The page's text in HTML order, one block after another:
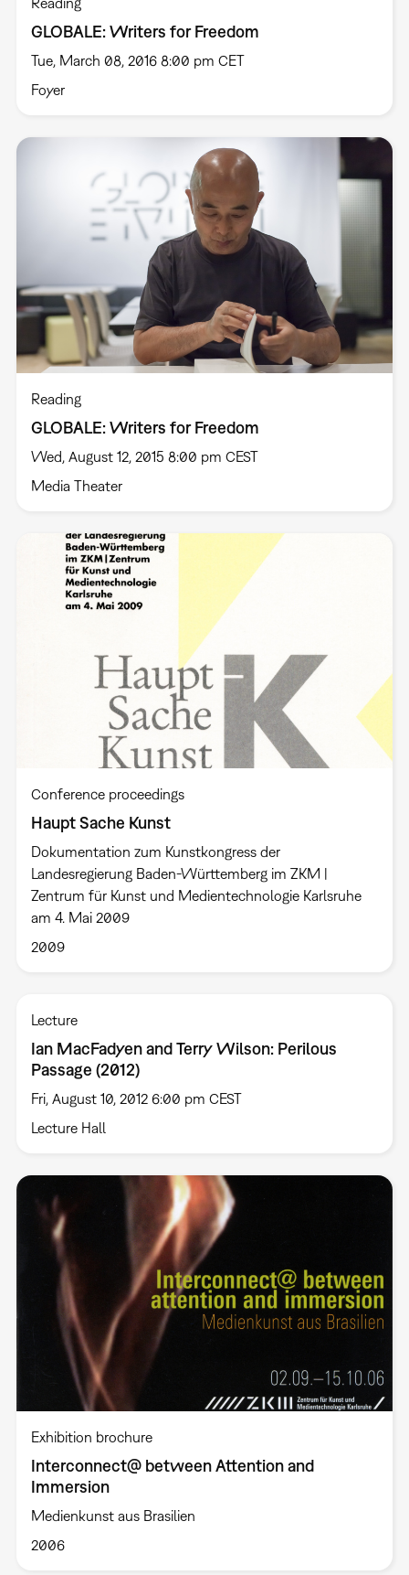
GLOBALE: Writers for Freedom
Tue, March 08, 2016 8:00 pm CET
Foyer
Reading
GLOBALE: Writers for Freedom
Wed, August 12, 2015 8:00 pm CEST
Media Theater
Conference proceedings
Haupt Sache Kunst
Dokumentation zum Kunstkongress der
Landesregierung Baden-Württemberg im ZKM |
Zentrum für Kunst und Medientechnologie Karlsruhe
am 4. Mai 2009
2009
Lecture
Ian MacFadyen and Terry Wilson: Perilous
Passage (2012)
Fri, August 10, 2012 6:00 pm CEST
Lecture Hall
Exhibition brochure
Interconnect@ between Attention and
Immersion
Medienkunst aus Brasilien
2006